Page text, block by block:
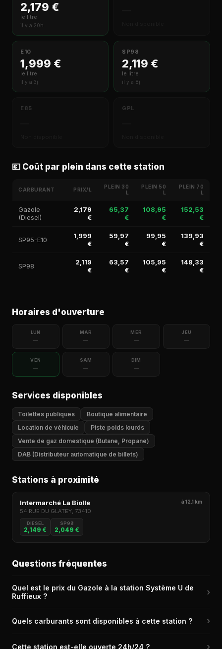
2,179 €
le litre
il y a 20h
E10
1,999 €
le litre
il y a 3j
SP98
2,119 €
le litre
il y a 8j
E85 GPL
💶 Coût par plein dans cette station
CARBURANT PRIX/L
PLEIN 30
L
PLEIN 50
L
PLEIN 70
L
Gazole
(Diesel)
2,179
€
65,37
€
108,95
€
152,53
€
SP95-E10
1,999
€
59,97
€
99,95
€
139,93
€
SP98
2,119
€
63,57
€
105,95
€
148,33
€
Horaires d'ouverture
LUN
—
MAR
—
MER
—
JEU
—
VEN
—
SAM
—
DIM
—
Services disponibles
Toilettes publiques
Boutique alimentaire
Location de véhicule
Piste poids lourds
Vente de gaz domestique (Butane, Propane)
DAB (Distributeur automatique de billets)
Stations à proximité
Intermarché La Biolle à 12.1 km
54 RUE DU GLATEY, 73410
DIESEL
2,149 €
SP98
2,049 €
Questions fréquentes
Quel est le prix du Gazole à la station Système U de
Ruffieux ?
›
(73310) est de 2,179 € le litre, relevé il y a 20h.
Quels carburants sont disponibles à cette station ? ›
Cette station est-elle ouverte 24h/24 ? ›